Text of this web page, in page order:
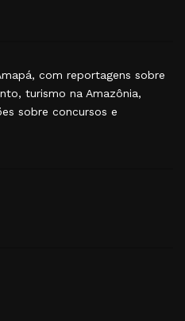
com reportagens sobre
turismo na Amazônia,
sobre concursos e